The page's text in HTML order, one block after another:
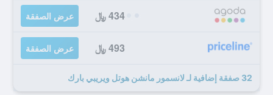
434 ﷼ عرض الصفقة
493 ﷼ عرض الصفقة
32 صفقة إضافية لـ لانسمور مانشن هوتل ويريبي بارك